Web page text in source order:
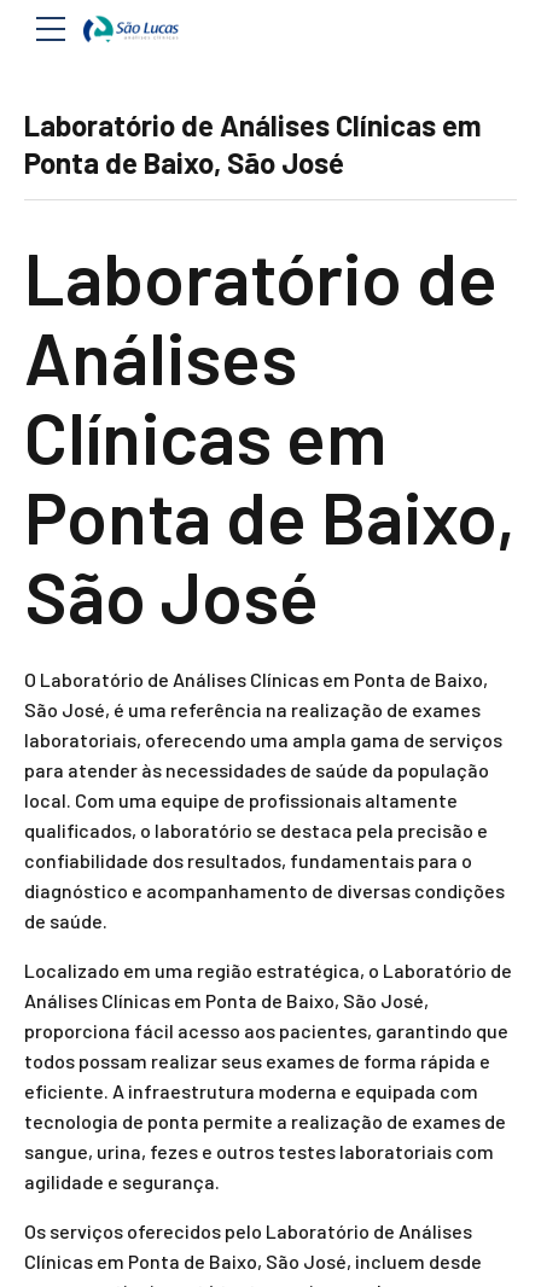
Laboratório de Análises Clínicas em
Ponta de Baixo, São José
Laboratório de
Análises
Clínicas em
Ponta de Baixo,
São José
O Laboratório de Análises Clínicas em Ponta de Baixo,
São José, é uma referência na realização de exames
laboratoriais, oferecendo uma ampla gama de serviços
para atender às necessidades de saúde da população
local. Com uma equipe de profissionais altamente
qualificados, o laboratório se destaca pela precisão e
confiabilidade dos resultados, fundamentais para o
diagnóstico e acompanhamento de diversas condições
de saúde.
Localizado em uma região estratégica, o Laboratório de
Análises Clínicas em Ponta de Baixo, São José,
proporciona fácil acesso aos pacientes, garantindo que
todos possam realizar seus exames de forma rápida e
eficiente. A infraestrutura moderna e equipada com
tecnologia de ponta permite a realização de exames de
sangue, urina, fezes e outros testes laboratoriais com
agilidade e segurança.
Os serviços oferecidos pelo Laboratório de Análises
Clínicas em Ponta de Baixo, São José, incluem desde